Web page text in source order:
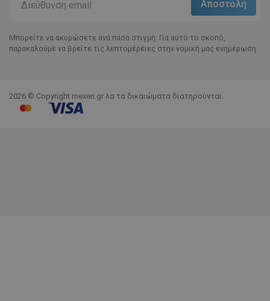
Μπορείτε να ακυρώσετε ανά πάσα στιγμή. Για αυτό το σκοπό,
παρακαλούμε να βρείτε τις λεπτομέρειες στην νομική μας ενημέρωση.
2026 © Copyright mexen.gr λα τα δικαιώματα διατηρούνται.